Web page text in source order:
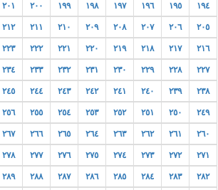
١٩٤ ١٩٥ ١٩٦ ١٩٧ ١٩٨ ١٩٩ ٢٠٠ ٢٠١
٢٠٥ ٢٠٦ ٢٠٧ ٢٠٨ ٢٠٩ ٢١٠ ٢١١ ٢١٢
٢١٦ ٢١٧ ٢١٨ ٢١٩ ٢٢٠ ٢٢١ ٢٢٢ ٢٢٣
٢٢٧ ٢٢٨ ٢٢٩ ٢٣٠ ٢٣١ ٢٣٢ ٢٣٣ ٢٣٤
٢٣٨ ٢٣٩ ٢٤٠ ٢٤١ ٢٤٢ ٢٤٣ ٢٤٤ ٢٤٥
٢٤٩ ٢٥٠ ٢٥١ ٢٥٢ ٢٥٣ ٢٥٤ ٢٥٥ ٢٥٦
٢٦٠ ٢٦١ ٢٦٢ ٢٦٣ ٢٦٤ ٢٦٥ ٢٦٦ ٢٦٧
٢٧١ ٢٧٢ ٢٧٣ ٢٧٤ ٢٧٥ ٢٧٦ ٢٧٧ ٢٧٨
٢٨٢ ٢٨٣ ٢٨٤ ٢٨٥ ٢٨٦ ٢٨٧ ٢٨٨ ٢٨٩